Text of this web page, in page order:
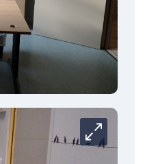
Carrousel